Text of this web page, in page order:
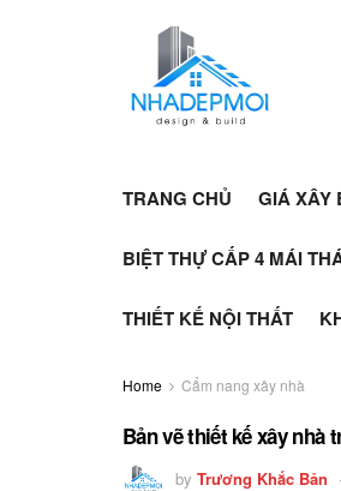
TRANG CHỦ GIÁ XÂY
BIỆT THỰ CẤP 4 MÁI
THIẾT KẾ NỘI THẤT
Home Cẩm nang xây nhà
Bản vẽ thiết kế xây nhà
by Trương Khắc Bản